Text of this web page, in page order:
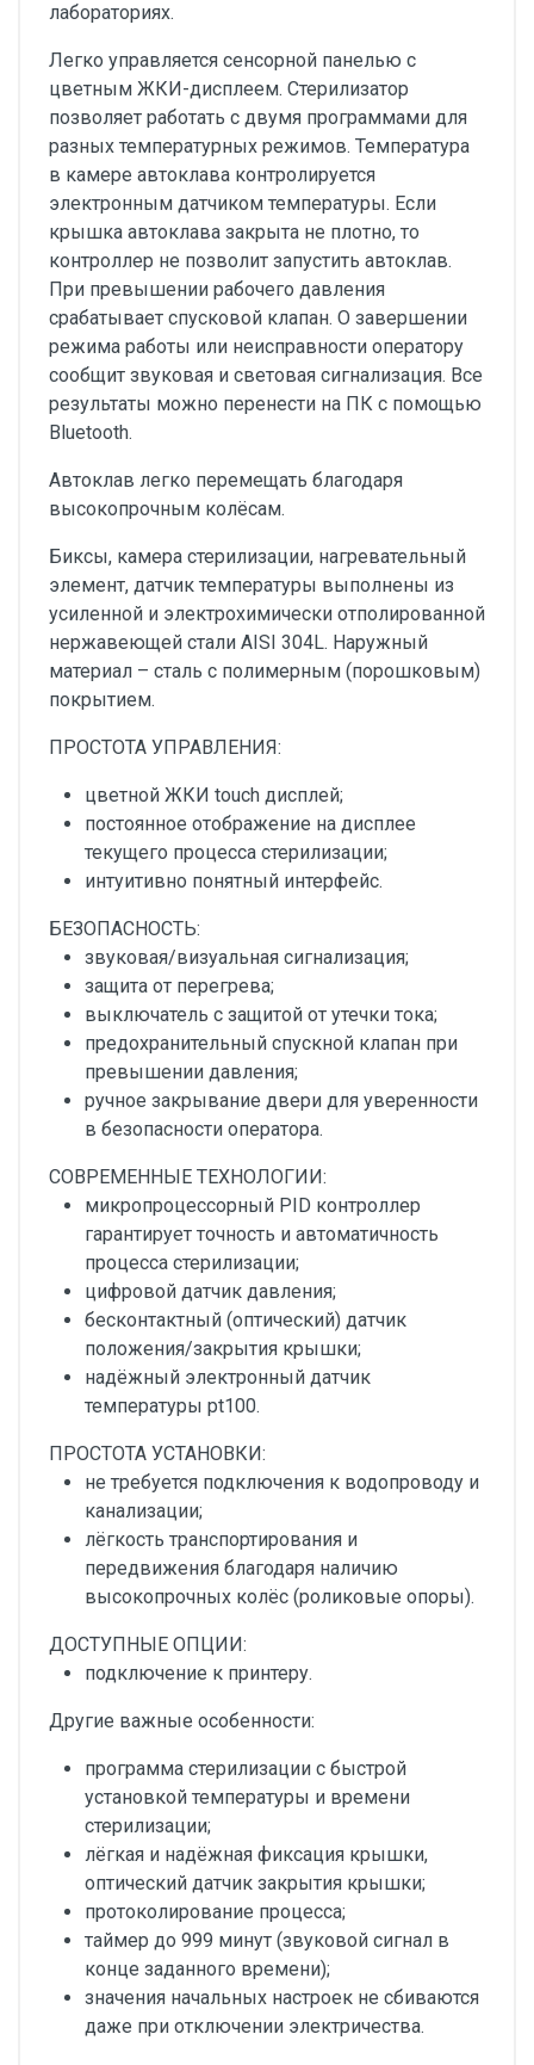
лабораториях.
Легко управляется сенсорной панелью с
цветным ЖКИ-дисплеем. Стерилизатор
позволяет работать с двумя программами для
разных температурных режимов. Температура
в камере автоклава контролируется
электронным датчиком температуры. Если
крышка автоклава закрыта не плотно, то
контроллер не позволит запустить автоклав.
При превышении рабочего давления
срабатывает спусковой клапан. О завершении
режима работы или неисправности оператору
сообщит звуковая и световая сигнализация. Все
результаты можно перенести на ПК с помощью
Bluetooth.
Автоклав легко перемещать благодаря
высокопрочным колёсам.
Биксы, камера стерилизации, нагревательный
элемент, датчик температуры выполнены из
усиленной и электрохимически отполированной
нержавеющей стали AISI 304L. Наружный
материал – сталь с полимерным (порошковым)
покрытием.
ПРОСТОТА УПРАВЛЕНИЯ:
цветной ЖКИ touch дисплей;
постоянное отображение на дисплее
текущего процесса стерилизации;
интуитивно понятный интерфейс.
БЕЗОПАСНОСТЬ:
звуковая/визуальная сигнализация;
защита от перегрева;
выключатель с защитой от утечки тока;
предохранительный спускной клапан при
превышении давления;
ручное закрывание двери для уверенности
в безопасности оператора.
СОВРЕМЕННЫЕ ТЕХНОЛОГИИ:
микропроцессорный PID контроллер
гарантирует точность и автоматичность
процесса стерилизации;
цифровой датчик давления;
бесконтактный (оптический) датчик
положения/закрытия крышки;
надёжный электронный датчик
температуры pt100.
ПРОСТОТА УСТАНОВКИ:
не требуется подключения к водопроводу и
канализации;
лёгкость транспортирования и
передвижения благодаря наличию
высокопрочных колёс (роликовые опоры).
ДОСТУПНЫЕ ОПЦИИ:
подключение к принтеру.
Другие важные особенности:
программа стерилизации с быстрой
установкой температуры и времени
стерилизации;
лёгкая и надёжная фиксация крышки,
оптический датчик закрытия крышки;
протоколирование процесса;
таймер до 999 минут (звуковой сигнал в
конце заданного времени);
значения начальных настроек не сбиваются
даже при отключении электричества.